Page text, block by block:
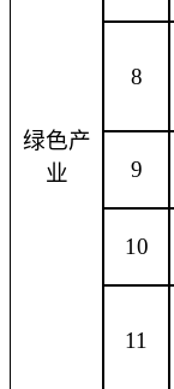
绿色产
业
8
9
10
11